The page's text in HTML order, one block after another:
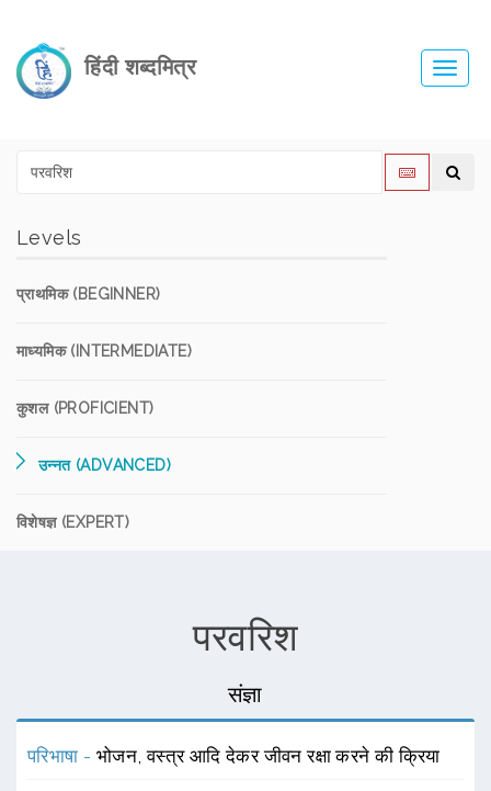
हिंदी शब्दमित्र
Levels
प्राथमिक (BEGINNER)
माध्यमिक (INTERMEDIATE)
कुशल (PROFICIENT)
उन्नत (ADVANCED)
विशेषज्ञ (EXPERT)
परवरिश
संज्ञा
परिभाषा - भोजन, वस्त्र आदि देकर जीवन रक्षा करने की क्रिया